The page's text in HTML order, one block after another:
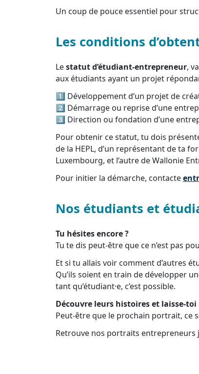
Un coup de pouce essentiel pour
Les conditions
Lestatut d’étudiant-entrepreneur,
aux étudiants ayant un projet
1️⃣ Développement d’un projet de
2️⃣ Démarrage ou reprise d’une
3️⃣ Direction ou fondation d’une
Pour obtenir ce statut, tu dois
de la HEPL, d’un représentant de ta
Luxembourg, et l’autre de Wallonie
Pour initier la démarche, contacte
Nos étudiants et
Tu hésites encore ?
Tu te dis peut-être que ce n’est pas
Et si tu allais voir comment d’autres
Qu’ils soient en train de développer
tant qu’étudiant·e, c’est possible.
Découvre leurs histoires et laisse-toi
Peut-être que le prochain portrait, ce
Retrouve nos portraits entrepreneurs